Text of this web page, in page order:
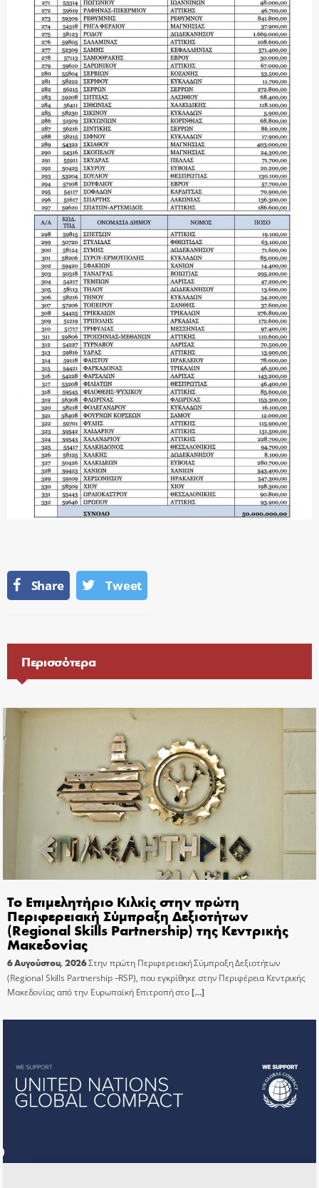
Share Tweet
Περισσότερα
Το Επιμελητήριο Κιλκίς στην πρώτη
Περιφερειακή Σύμπραξη Δεξιοτήτων
(Regional Skills Partnership) της Κεντρικής
Μακεδονίας
6 Αυγούστου, 2026Στην πρώτη Περιφερειακή Σύμπραξη Δεξιοτήτων
(Regional Skills Partnership –RSP), που εγκρίθηκε στην Περιφέρεια Κεντρικής
Μακεδονίας από την Ευρωπαϊκή Επιτροπή στο[…]